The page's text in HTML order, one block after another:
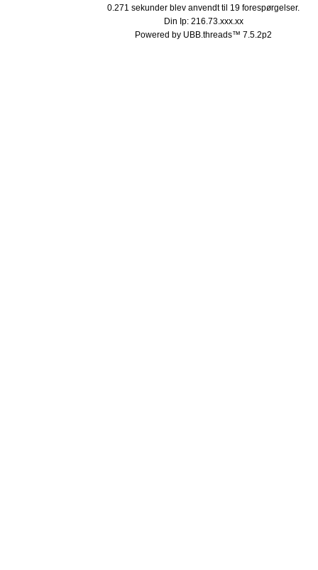
0.271 sekunder blev anvendt til 19 forespørgelser.
Din Ip: 216.73.xxx.xx
Powered by UBB.threads™ 7.5.2p2